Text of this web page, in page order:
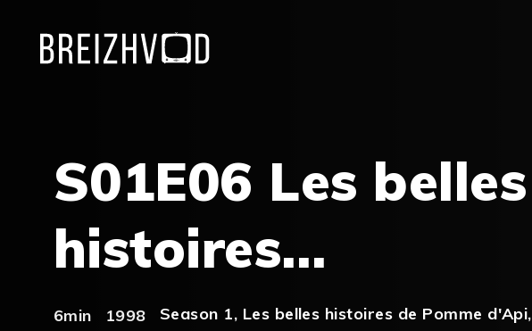
S01E06 Les belles
histoires…
6min 1998 Season 1, Les belles histoires de Pomme d'Api,